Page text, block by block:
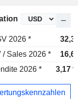
2026 *
/ Sales 2026 *
2026 * 3,17